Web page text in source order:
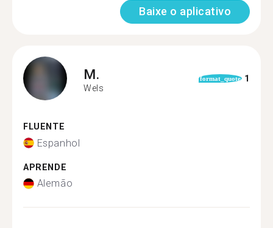
Baixe o aplicativo
M.
Wels
format_quote 1
FLUENTE
Espanhol
APRENDE
Alemão